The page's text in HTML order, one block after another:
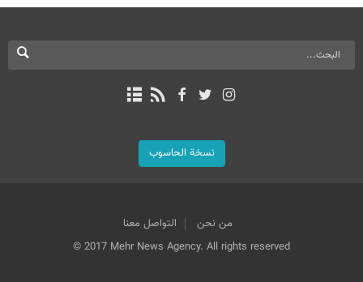
نسخة الحاسوب
من نحن
التواصل معنا
© 2017 Mehr News Agency. All rights reserved